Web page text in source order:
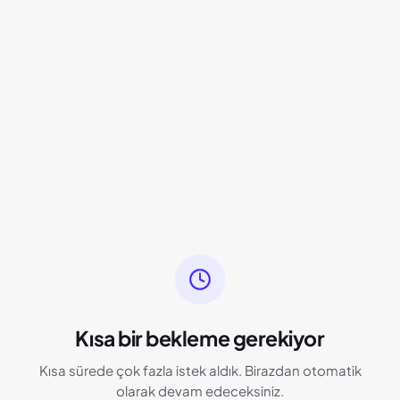
Kısa bir bekleme gerekiyor
Kısa sürede çok fazla istek aldık. Birazdan otomatik
olarak devam edeceksiniz.